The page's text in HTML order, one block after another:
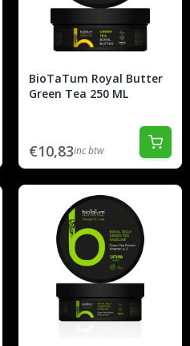
BioTaTum Royal Butter
Green Tea 250 ML
€10,83inc btw